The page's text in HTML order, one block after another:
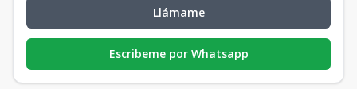
Llámame
Escribeme por Whatsapp